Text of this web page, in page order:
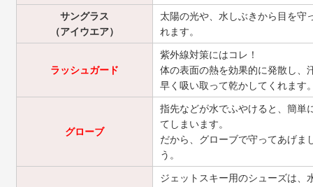
サングラス
（アイウエア）
太陽の光や、水しぶきから目を守
れます。
ラッシュガード
紫外線対策にはコレ！
体の表面の熱を効果的に発散し、
早く吸い取って乾かしてくれます
グローブ
指先などが水でふやけると、簡単
てしまいます。
だから、グローブで守ってあげま
う。
ジェットスキー用のシューズは、